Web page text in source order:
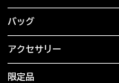
バッグ
アクセサリー
限定品